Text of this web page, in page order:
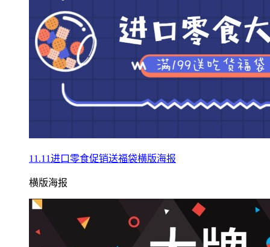
11.11进口零食促销送福袋横版海报
横版海报